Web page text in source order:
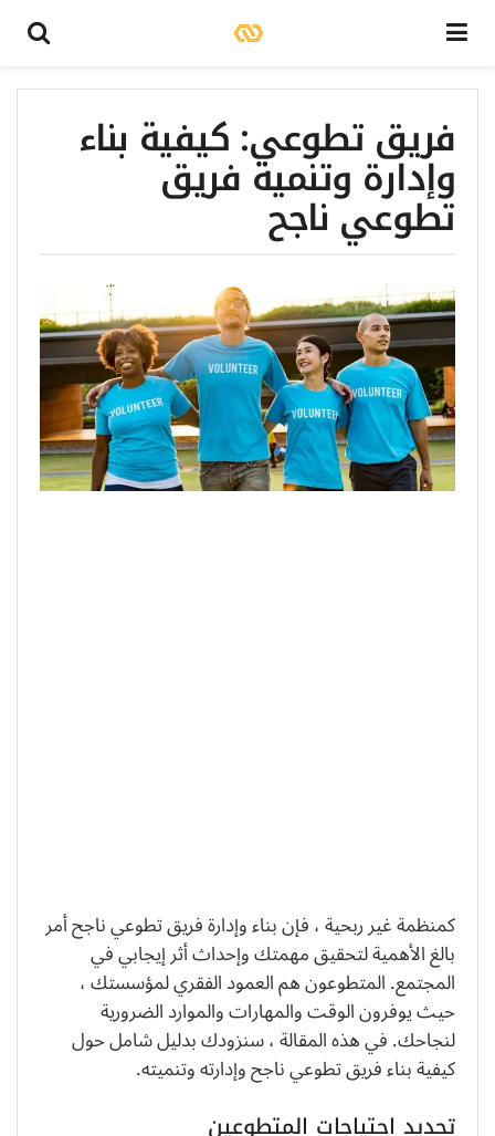
فريق تطوعي: كيفية بناء
وإدارة وتنمية فريق
تطوعي ناجح
كمنظمة غير ربحية ، فإن بناء وإدارة فريق تطوعي ناجح أمر
بالغ الأهمية لتحقيق مهمتك وإحداث أثر إيجابي في
المجتمع. المتطوعون هم العمود الفقري لمؤسستك ،
حيث يوفرون الوقت والمهارات والموارد الضرورية
لنجاحك. في هذه المقالة ، سنزودك بدليل شامل حول
كيفية بناء فريق تطوعي ناجح وإدارته وتنميته.
تحديد احتياجات المتطوعين